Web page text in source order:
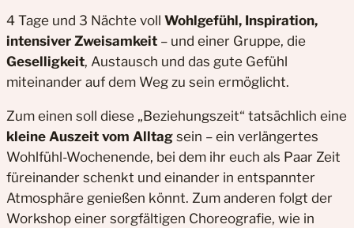
4 Tage und 3 Nächte voll Wohlgefühl, Inspiration,
intensiver Zweisamkeit – und einer Gruppe, die
Geselligkeit, Austausch und das gute Gefühl
miteinander auf dem Weg zu sein ermöglicht.
Zum einen soll diese „Beziehungszeit“ tatsächlich eine
kleine Auszeit vom Alltag sein – ein verlängertes
Wohlfühl-Wochenende, bei dem ihr euch als Paar Zeit
füreinander schenkt und einander in entspannter
Atmosphäre genießen könnt. Zum anderen folgt der
Workshop einer sorgfältigen Choreografie, wie in